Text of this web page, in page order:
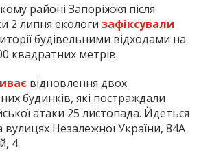
районі Запоріжжя після
2 липня екологи зафіксували
будівельними відходами на
квадратних метрів.
відновлення двох
будинків, які постраждали
атаки 25 листопада. Йдеться
Незалежної України, 84А
4.